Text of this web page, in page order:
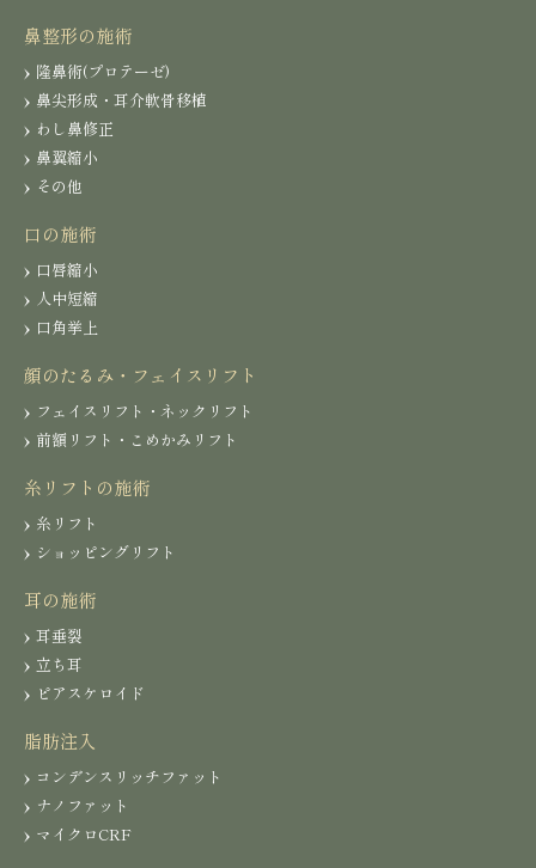
鼻整形の施術
隆鼻術(プロテーゼ)
鼻尖形成・耳介軟骨移植
わし鼻修正
鼻翼縮小
その他
口の施術
口唇縮小
人中短縮
口角挙上
顔のたるみ・フェイスリフト
フェイスリフト・ネックリフト
前額リフト・こめかみリフト
糸リフトの施術
糸リフト
ショッピングリフト
耳の施術
耳垂裂
立ち耳
ピアスケロイド
脂肪注入
コンデンスリッチファット
ナノファット
マイクロCRF